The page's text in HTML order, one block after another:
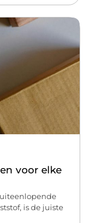
voor elke
is de juiste